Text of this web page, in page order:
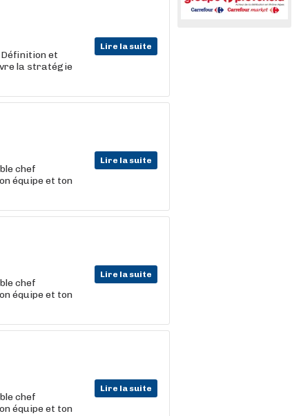
Lire la suite
Définition et
la stratégie
Lire la suite
chef
équipe et ton
Lire la suite
chef
équipe et ton
Lire la suite
chef
équipe et ton